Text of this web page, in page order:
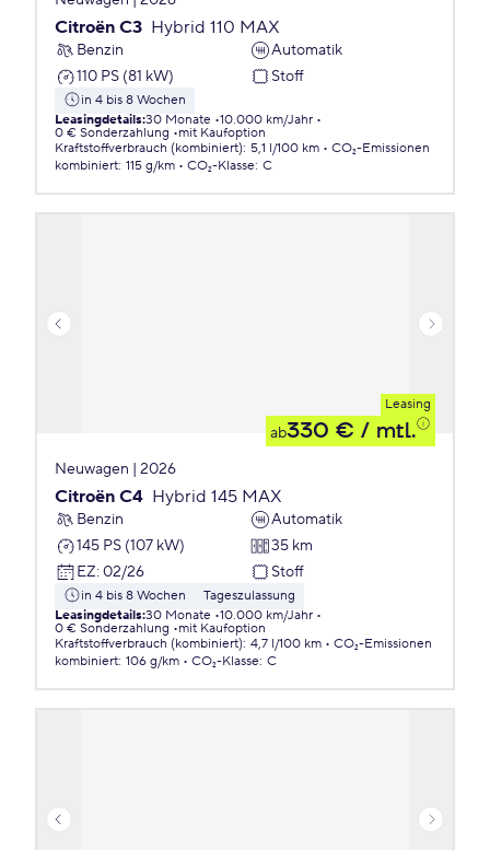
Citroën C3 Hybrid 110 MAX
Benzin
Automatik
110 PS (81 kW)
Stoff
in 4 bis 8 Wochen
Leasingdetails:30 Monate 10.000 km/Jahr
0 € Sonderzahlung
mit Kaufoption
Kraftstoffverbrauch (kombiniert): 5,1 l/100 km
CO₂-Emissionen
kombiniert: 115 g/km CO₂-Klasse: C
Leasing
ab330 € / mtl.
Neuwagen | 2026
Citroën C4 Hybrid 145 MAX
Benzin
Automatik
145 PS (107 kW)
35 km
EZ: 02/26 Stoff
in 4 bis 8 Wochen
Tageszulassung
Leasingdetails:30 Monate 10.000 km/Jahr
0 € Sonderzahlung
mit Kaufoption
Kraftstoffverbrauch (kombiniert): 4,7 l/100 km
CO₂-Emissionen
kombiniert: 106 g/km CO₂-Klasse: C